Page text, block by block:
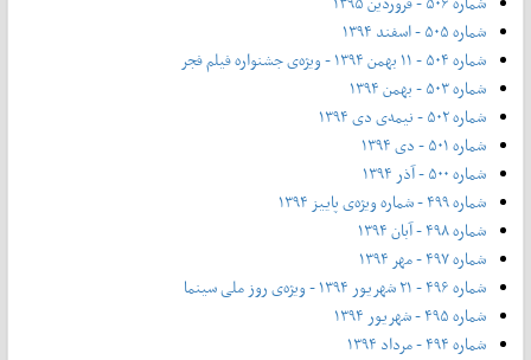
شماره ۵۰۵ - اسفند ۱۳۹۴
شماره ۵۰۴ - ۱۱ بهمن ۱۳۹۴ - ویژه‌ی جشنواره فیلم فجر
شماره ۵۰۳ - بهمن ۱۳۹۴
شماره ۵۰۲ - نیمه‌ی دی ۱۳۹۴
شماره ۵۰۱ - دی ۱۳۹۴
شماره ۵۰۰ - آذر ۱۳۹۴
شماره ۴۹۹ - شماره ویژه‌ی پاییز ۱۳۹۴
شماره ۴۹۸ - آبان ۱۳۹۴
شماره ۴۹۷ - مهر ۱۳۹۴
شماره ۴۹۶ - ۲۱ شهریور ۱۳۹۴ - ویژه‌ی روز ملی سینما
شماره ۴۹۵ - شهریور ۱۳۹۴
شماره ۴۹۴ - مرداد ۱۳۹۴